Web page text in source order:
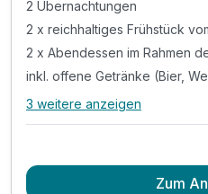
Für 4 Tage
2 Erwachsene
2 Übernachtungen
2 x reichhaltiges Frühstück
2 x Abendessen im Rahmen
inkl. offene Getränke (Bier,
Alle Inklusivleistungen
2 x reichhaltiges Frühstück
3 weitere anzeigen
Zum